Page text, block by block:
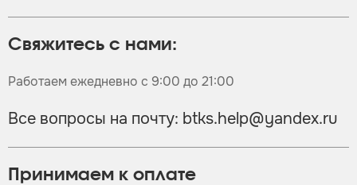
Принимаем к оплате
Свяжитесь с нами:
Работаем ежедневно с 9:00 до 21:00
Все вопросы на почту: btks.help@yandex.ru